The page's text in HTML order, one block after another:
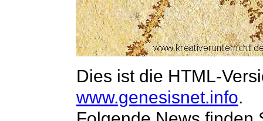
www.genesisnet.info.